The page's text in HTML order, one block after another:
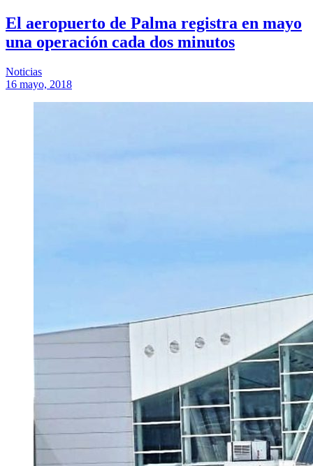
El aeropuerto de Palma registra en mayo
una operación cada dos minutos
Noticias
16 mayo, 2018